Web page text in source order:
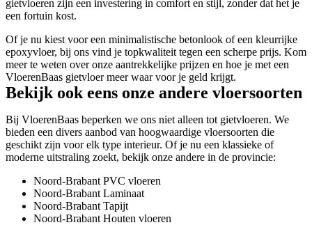
gietvloeren zijn een investering in comfort en stijl, zonder dat het je
een fortuin kost.
Of je nu kiest voor een minimalistische betonlook of een kleurrijke
epoxyvloer, bij ons vind je topkwaliteit tegen een scherpe prijs. Kom
meer te weten over onze aantrekkelijke prijzen en hoe je met een
VloerenBaas gietvloer meer waar voor je geld krijgt.
Bekijk ook eens onze andere vloersoorten
Bij VloerenBaas beperken we ons niet alleen tot gietvloeren. We
bieden een divers aanbod van hoogwaardige vloersoorten die
geschikt zijn voor elk type interieur. Of je nu een klassieke of
moderne uitstraling zoekt, bekijk onze andere in de provincie:
Noord-Brabant PVC vloeren
Noord-Brabant Laminaat
Noord-Brabant Tapijt
Noord-Brabant Houten vloeren